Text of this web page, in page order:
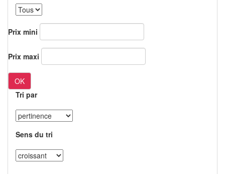
Prix mini
Prix maxi
OK
Tri par
Sens du tri